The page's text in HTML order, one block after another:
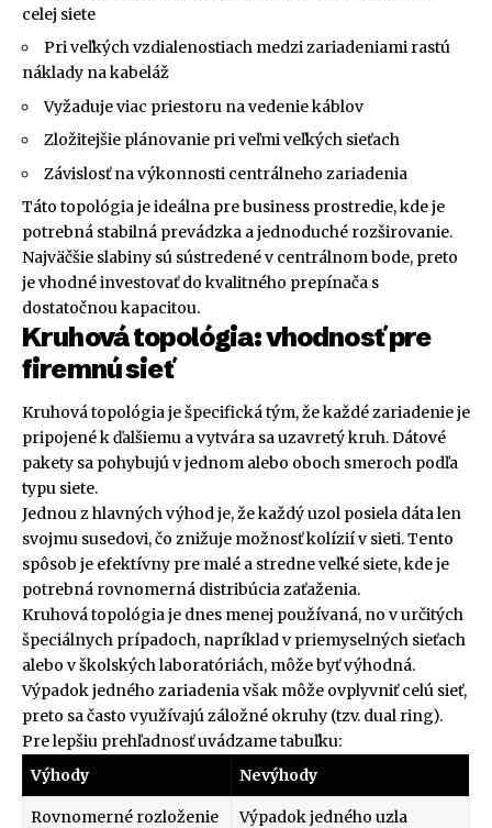
celej siete
Pri veľkých vzdialenostiach medzi zariadeniami rastú
náklady na kabeláž
Vyžaduje viac priestoru na vedenie káblov
Zložitejšie plánovanie pri veľmi veľkých sieťach
Závislosť na výkonnosti centrálneho zariadenia
Táto topológia je ideálna pre business prostredie, kde je
potrebná stabilná prevádzka a jednoduché rozširovanie.
Najväčšie slabiny sú sústredené v centrálnom bode, preto
je vhodné investovať do kvalitného prepínača s
dostatočnou kapacitou.
Kruhová topológia: vhodnosť pre
firemnú sieť
Kruhová topológia je špecifická tým, že každé zariadenie je
pripojené k ďalšiemu a vytvára sa uzavretý kruh. Dátové
pakety sa pohybujú v jednom alebo oboch smeroch podľa
typu siete.
Jednou z hlavných výhod je, že každý uzol posiela dáta len
svojmu susedovi, čo znižuje možnosť kolízií v sieti. Tento
spôsob je efektívny pre malé a stredne veľké siete, kde je
potrebná rovnomerná distribúcia zaťaženia.
Kruhová topológia je dnes menej používaná, no v určitých
špeciálnych prípadoch, napríklad v priemyselných sieťach
alebo v školských laboratóriách, môže byť výhodná.
Výpadok jedného zariadenia však môže ovplyvniť celú sieť,
preto sa často využívajú záložné okruhy (tzv. dual ring).
Pre lepšiu prehľadnosť uvádzame tabuľku:
Výhody
Nevýhody
Rovnomerné rozloženie Výpadok jedného uzla